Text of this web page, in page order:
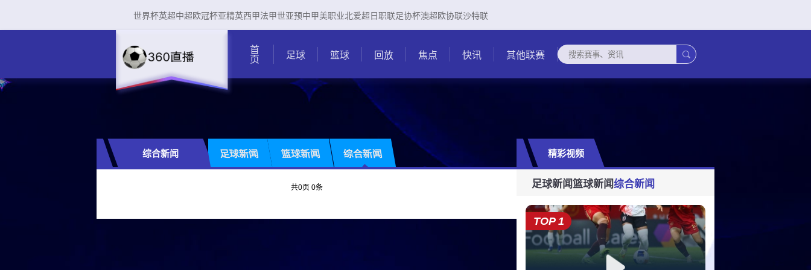
世界杯英超中超欧冠杯亚精英西甲法甲世亚预中甲美职业北爱超 日职联足协杯澳超欧协联沙特联
首页 足球 篮球 回放 焦点 快讯 其他联赛 
综合新闻 足球新闻 篮球新闻 综合新闻
共0页 0条
精彩视频
足球新闻篮球新闻综合新闻
TOP 1